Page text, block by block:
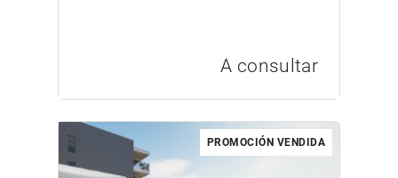
A consultar
PROMOCIÓN VENDIDA